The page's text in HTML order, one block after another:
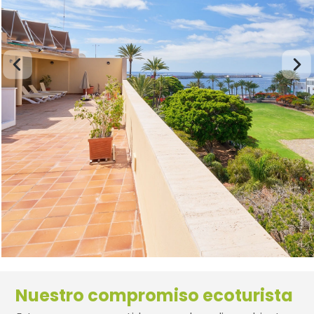
Nuestro compromiso ecoturista